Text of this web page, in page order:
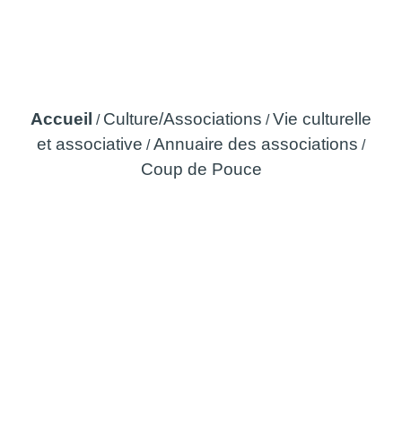
Accueil / Culture/Associations /Vie culturelle
et associative /Annuaire des associations /
Coup de Pouce